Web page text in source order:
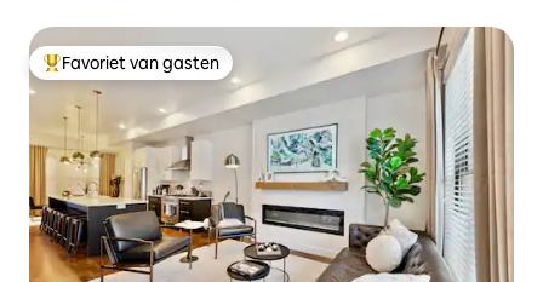
Topfavoriet van gasten
Favoriet van gasten